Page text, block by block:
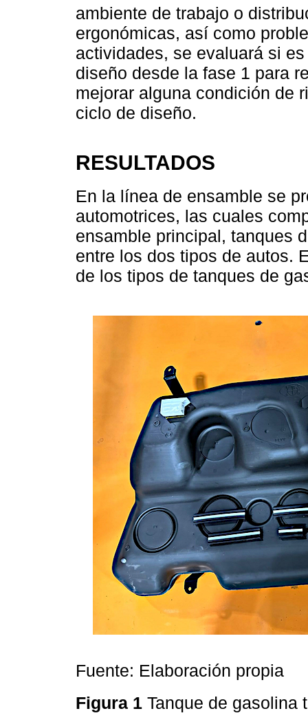
ambiente de trabajo o
ergonómicas, así como
actividades, se evaluará si
diseño desde la fase 1 para
mejorar alguna condición de
ciclo de diseño.
RESULTADOS
En la línea de ensamble se
automotrices, las cuales
ensamble principal, tanques
entre los dos tipos de autos.
de los tipos de tanques de
Fuente: Elaboración propia
Figura 1 Tanque de